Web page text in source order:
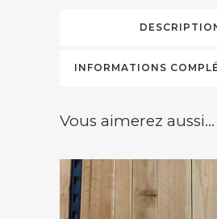
INFORMATIONS
Vous aimerez aussi...